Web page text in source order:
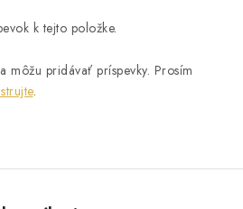
k tejto položke.
môžu pridávať príspevky. Prosím
.